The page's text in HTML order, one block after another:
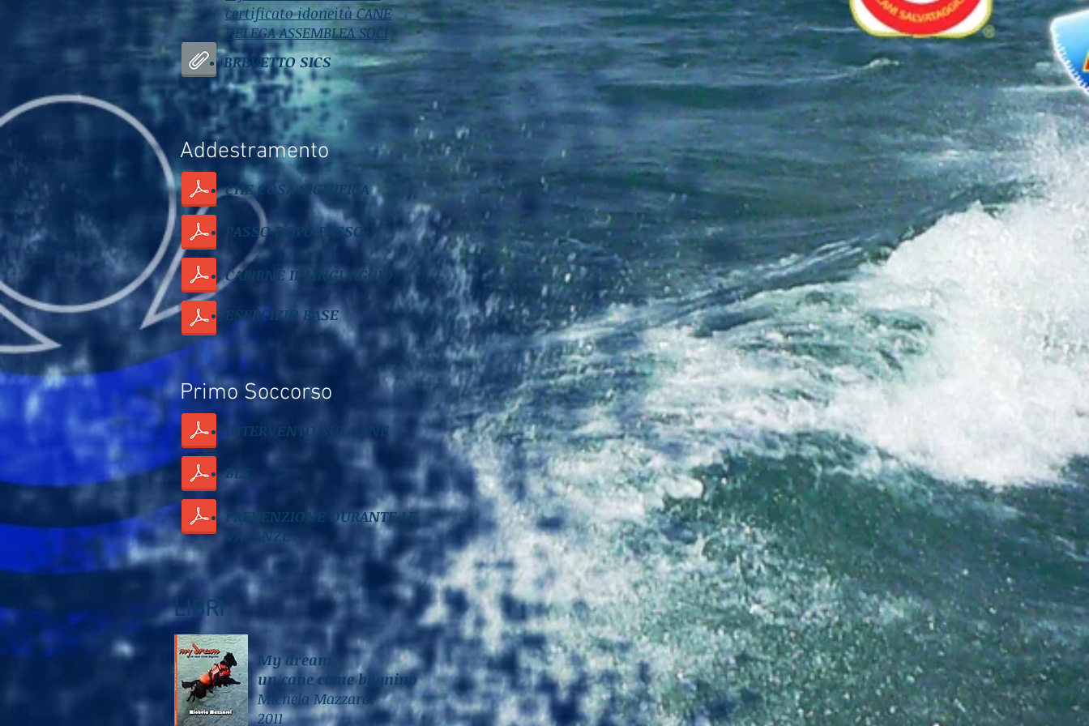
certificato idoneità CANE
DELEGA ASSEMBLEA SOCI
BREVETTO SICS
Addestramento
CHE COSA SIGNIFICA
PASSO DOPO PASSO
CAPIRNE IL LINGUAGGIO
ESERCIZIO BASE
Primo Soccorso
INTERVENTO SUL CANE
BLS
PREVENZIONE DURANTE LE
VACANZE
LIBRI
My dream
un cane come bagnino
Michela Mazzarol
2011